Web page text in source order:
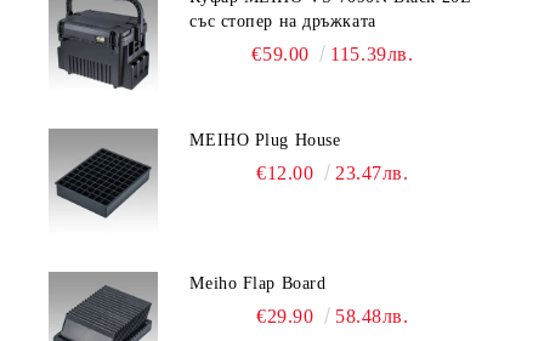
със стопер на дръжката
€59.00 115.39лв.
MEIHO Plug House
€12.00 23.47лв.
Meiho Flap Board
€29.90 58.48лв.